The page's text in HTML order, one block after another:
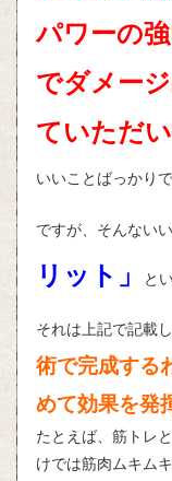
パワーの
でダメー
ていただ
いいことばっかり
ですが、そんない
リット」
と
それは上記で記載
術で完成する
めて効果を発
たとえば、筋トレ
けでは筋肉ムキム